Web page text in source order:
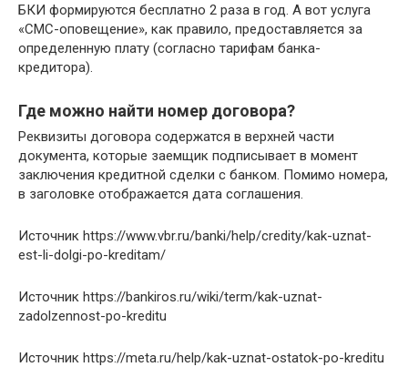
БКИ формируются бесплатно 2 раза в год. А вот услуга
«СМС-оповещение», как правило, предоставляется за
определенную плату (согласно тарифам банка-
кредитора).
Где можно найти номер договора?
Реквизиты договора содержатся в верхней части
документа, которые заемщик подписывает в момент
заключения кредитной сделки с банком. Помимо номера,
в заголовке отображается дата соглашения.
Источник https://www.vbr.ru/banki/help/credity/kak-uznat-
est-li-dolgi-po-kreditam/
Источник https://bankiros.ru/wiki/term/kak-uznat-
zadolzennost-po-kreditu
Источник https://meta.ru/help/kak-uznat-ostatok-po-kreditu